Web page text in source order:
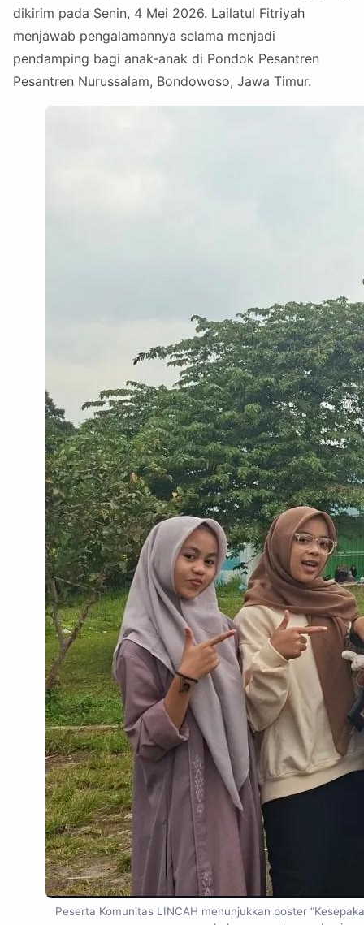
dikirim pada Senin, 4 Mei 2026. Lailatul Fitriyah
menjawab pengalamannya selama menjadi
pendamping bagi anak-anak di Pondok Pesantren
Pesantren Nurussalam, Bondowoso, Jawa Timur.
Peserta Komunitas LINCAH menunjukkan poster